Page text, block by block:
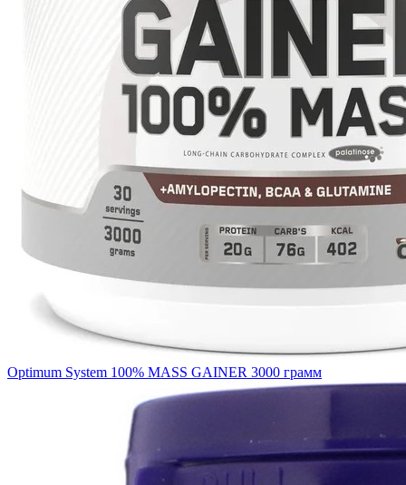
Optimum System 100% MASS GAINER 3000 грамм